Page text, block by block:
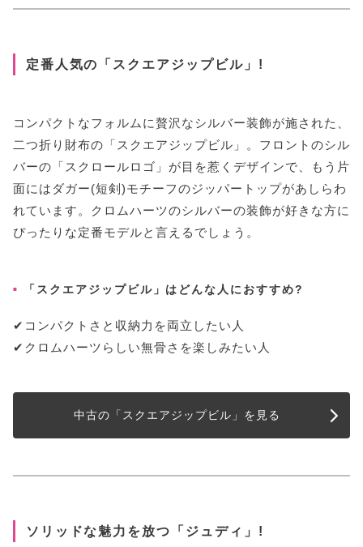
定番人気の「スクエアジップビル」!
コンパクトなフォルムに贅沢なシルバー装飾が施された、
二つ折り財布の「スクエアジップビル」。フロントのシル
バーの「スクロールロゴ」が目を惹くデザインで、もう片
面にはダガー(短剣)モチーフのジッパートップがあしらわ
れています。クロムハーツのシルバーの装飾が好きな方に
ぴったりな定番モデルと言えるでしょう。
「スクエアジップビル」はどんな人におすすめ?
✔︎コンパクトさと収納力を両立したい人
✔︎クロムハーツらしい無骨さを楽しみたい人
中古の「スクエアジップビル」を見る
ソリッドな魅力を放つ「ジュディ」!